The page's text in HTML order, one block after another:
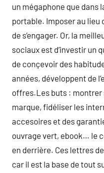
un mégaphone que dans
portable. Imposer au lieu
de s’engager. Or, la
sociaux est d’investir un
de conçevoir des
années, développent de
offres.Les buts : montrer
marque, fidéliser les
accesoires et des
ouvrage vert, ebook… le
en derrière. Ces lettres
car il est la base de tout